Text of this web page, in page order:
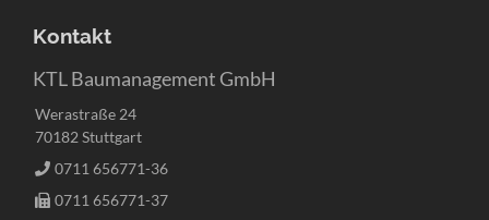
Kontakt
KTL Baumanagement GmbH
Werastraße 24
70182 Stuttgart
0711 656771-36
0711 656771-37